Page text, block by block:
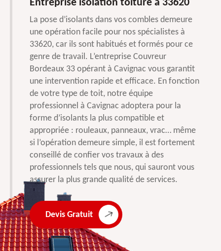
Entreprise isolation toiture à 33620
La pose d’isolants dans vos combles demeure
une opération facile pour nos spécialistes à
33620, car ils sont habitués et formés pour ce
genre de travail. L’entreprise Couvreur
Bordeaux 33 opérant à Cavignac vous garantit
une intervention rapide et efficace. En fonction
de votre type de toit, notre équipe
professionnel à Cavignac adoptera pour la
forme d’isolants la plus compatible et
appropriée : rouleaux, panneaux, vrac… même
si l’opération demeure simple, il est fortement
conseillé de confier vos travaux à des
professionnels tels que nous, qui sauront vous
assurer la plus grande qualité de services.
Devis Gratuit